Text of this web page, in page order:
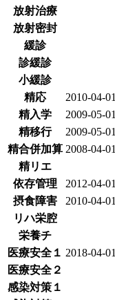
放射治療
放射密封
緩診
診緩診
小緩診
精応
2010-04-01
精入学
2009-05-01
精移行
2009-05-01
精合併加算 2008-04-01
精リエ
依存管理
2012-04-01
摂食障害
2010-04-01
リハ栄腔
栄養チ
医療安全１ 2018-04-01
医療安全２
感染対策１